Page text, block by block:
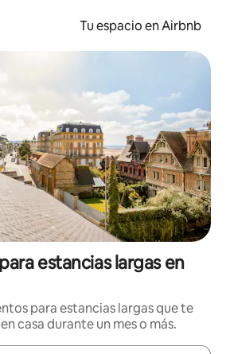
Tu espacio en Airbnb
estancias largas en
para estancias largas que te
casa durante un mes o más.